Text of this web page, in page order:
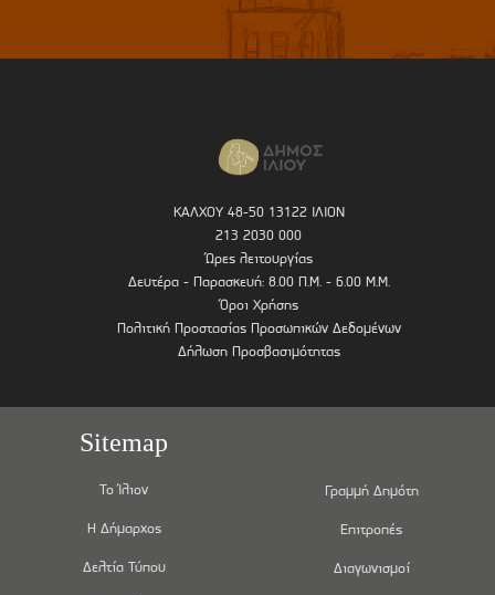
ΚΑΛΧΟΥ 48-50 13122 ΙΛΙΟΝ
213 2030 000
Ώρες λειτουργίας
Δευτέρα - Παρασκευή: 8.00 Π.Μ. - 6.00 Μ.Μ.
Όροι Χρήσης
Πολιτική Προστασίας Προσωπικών Δεδομένων
Δήλωση Προσβασιμότητας
Sitemap
Το Ίλιον
Η Δήμαρχος
Δελτία Τύπου
Γραμμή Δημότη
Επιτροπές
Διαγωνισμοί